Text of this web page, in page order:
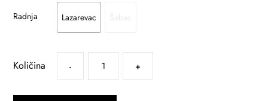
Radnja Lazarevac
Količina - +